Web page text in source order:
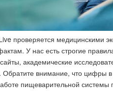
проверяется медицинскими
У нас есть строгие
академические
Обратите внимание, что цифры
пищеварительной